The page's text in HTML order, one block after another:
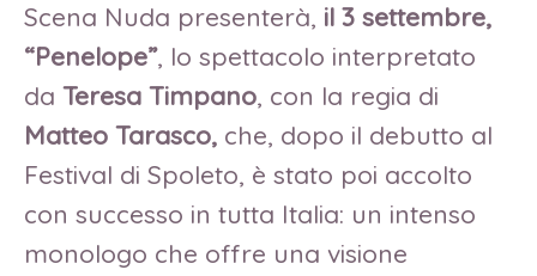
Scena Nuda presenterà, il 3 settembre,
“Penelope”, lo spettacolo interpretato
da Teresa Timpano, con la regia di
Matteo Tarasco, che, dopo il debutto al
Festival di Spoleto, è stato poi accolto
con successo in tutta Italia: un intenso
monologo che offre una visione